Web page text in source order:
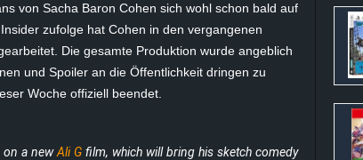
von Sacha Baron Cohen sich wohl schon bald auf
zufolge hat Cohen in den vergangenen
Die gesamte Produktion wurde angeblich
und Spoiler an die Öffentlichkeit dringen zu
Woche offiziell beendet.
on a newAli Gfilm, which will bring his sketch comedy